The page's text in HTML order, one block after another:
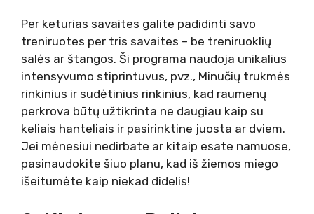
Per keturias savaites galite padidinti savo
treniruotes per tris savaites – be treniruoklių
salės ar štangos. Ši programa naudoja unikalius
intensyvumo stiprintuvus, pvz., Minučių trukmės
rinkinius ir sudėtinius rinkinius, kad raumenų
perkrova būtų užtikrinta ne daugiau kaip su
keliais hanteliais ir pasirinktine juosta ar dviem.
Jei mėnesiui nedirbate ar kitaip esate namuose,
pasinaudokite šiuo planu, kad iš žiemos miego
išeitumėte kaip niekad didelis!